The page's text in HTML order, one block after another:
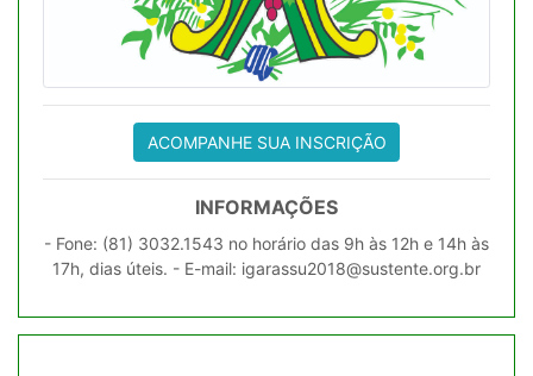
ACOMPANHE SUA INSCRIÇÃO
INFORMAÇÕES
- Fone: (81) 3032.1543 no horário das 9h às 12h e 14h às
17h, dias úteis. - E-mail: igarassu2018@sustente.org.br